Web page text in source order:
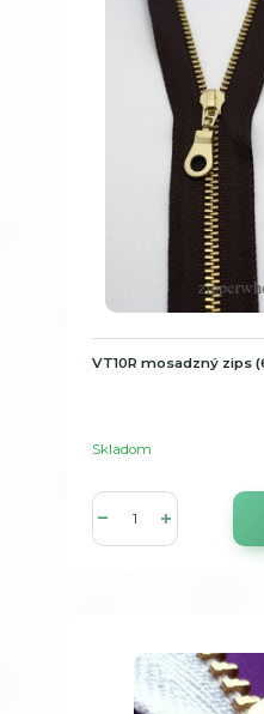
VT10R mosadzný zips
Skladom